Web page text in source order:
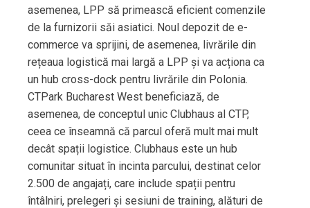
asemenea, LPP să primească eficient comenzile
de la furnizorii săi asiatici. Noul depozit de e-
commerce va sprijini, de asemenea, livrările din
rețeaua logistică mai largă a LPP și va acționa ca
un hub cross-dock pentru livrările din Polonia.
CTPark Bucharest West beneficiază, de
asemenea, de conceptul unic Clubhaus al CTP,
ceea ce înseamnă că parcul oferă mult mai mult
decât spații logistice. Clubhaus este un hub
comunitar situat în incinta parcului, destinat celor
2.500 de angajați, care include spații pentru
întâlniri, prelegeri și sesiuni de training, alături de